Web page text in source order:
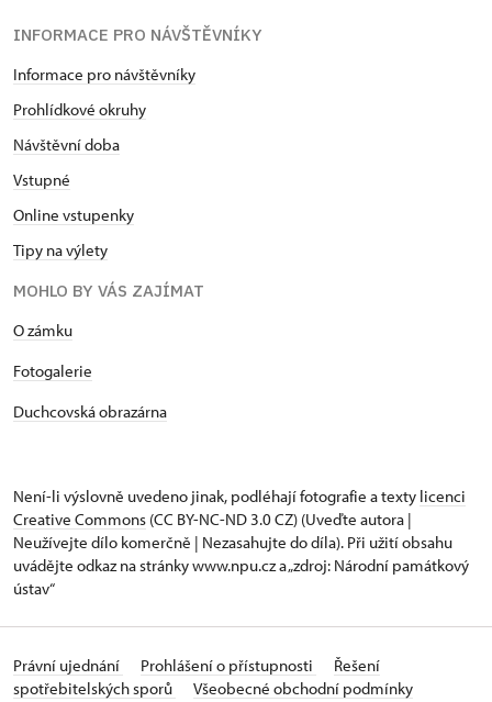
INFORMACE PRO NÁVŠTĚVNÍKY
Informace pro návštěvníky
Prohlídkové okruhy
Návštěvní doba
Vstupné
Online vstupenky
Tipy na výlety
MOHLO BY VÁS ZAJÍMAT
O zámku
Fotogalerie
Duchcovská obrazárna
Není-li výslovně uvedeno jinak, podléhají fotografie a texty licenci
Creative Commons (CC BY-NC-ND 3.0 CZ) (Uveďte autora |
Neužívejte dílo komerčně | Nezasahujte do díla). Při užití obsahu
uvádějte odkaz na stránky www.npu.cz a „zdroj: Národní památkový
ústav“
Právní ujednání Prohlášení o přístupnosti
Řešení
spotřebitelských sporů
Všeobecné obchodní podmínky